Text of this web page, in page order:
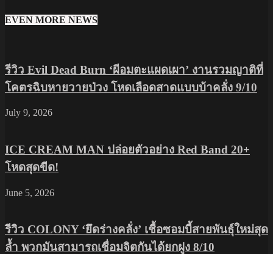
EVEN MORE NEWS
รีวิว Evil Dead Burn ‘ผีอมตะแผดเผา’ งานรวมญาติที่
โคตรฉิบหายวายป่วง โหดเลือดสาดแบบบ้าคลั่ง 9/10
July 9, 2026
ICE CREAM MAN ปล่อยตัวอย่าง Red Band 20+
โหดสุดขีด!
June 5, 2026
รีวิว COLONY ‘ยึดร่างคลั่ง’ เชื้อซอมบี้สายพันธุ์ใหม่สุด
ล้ำ พวกมันสามารถเชื่อมจิตกันได้ยกฝูง 8/10